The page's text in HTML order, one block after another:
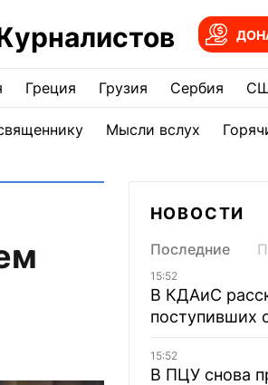
Греция Грузия Сербия
Мысли вслух
НОВОСТИ
Последние
15:52
В КДАиС
поступивших
15:52
В ПЦУ снова